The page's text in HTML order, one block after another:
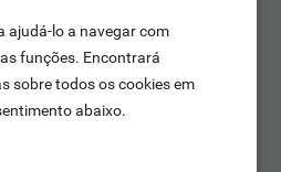
ajudá-lo a navegar com
funções. Encontrará
sobre todos os cookies em
abaixo.